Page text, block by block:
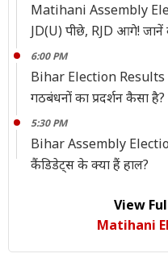
Matihani Assembly
JD(U) पीछे, RJD आगे! जानें
6:00 PM
Bihar Election Results
गठबंधनों का प्रदर्शन कैसा है?
5:30 PM
Bihar Assembly
कैंडिडेट्स के क्या हैं हाल?
View
Matihani